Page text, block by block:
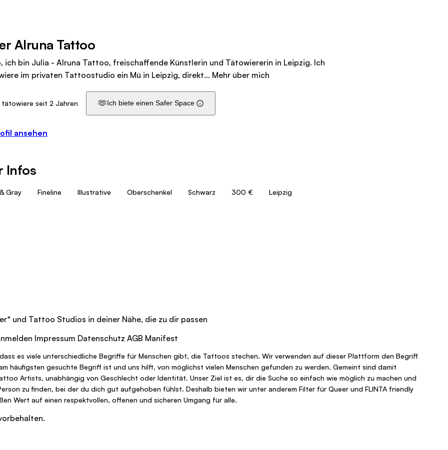
Alruna Tattoo
ich bin Julia - Alruna Tattoo, freischaffende Künstlerin und Tätowiererin in Leipzig. Ich
im privaten Tattoostudio ein Mü in Leipzig, direkt… Mehr über mich
tätowiere seit 2 Jahren 🫶Ich biete einen Safer Space
ansehen
Infos
Gray Fineline Illustrative Oberschenkel Schwarz 300 € Leipzig
* und Tattoo Studios in deiner Nähe, die zu dir passen
Impressum Datenschutz AGB Manifest
es viele unterschiedliche Begriffe für Menschen gibt, die Tattoos stechen. Wir verwenden auf dieser Plattform den Begriff
häufigsten gesuchte Begriff ist und uns hilft, von möglichst vielen Menschen gefunden zu werden. Gemeint sind damit
Artists, unabhängig von Geschlecht oder Identität. Unser Ziel ist es, dir die Suche so einfach wie möglich zu machen und
zu finden, bei der du dich gut aufgehoben fühlst. Deshalb bieten wir unter anderem Filter für Queer und FLINTA friendly
Wert auf einen respektvollen, offenen und sicheren Umgang für alle.